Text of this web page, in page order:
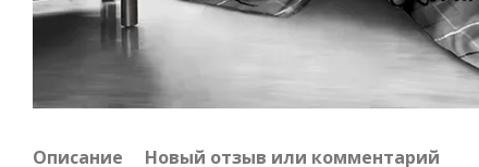
Описание Новый отзыв или комментарий